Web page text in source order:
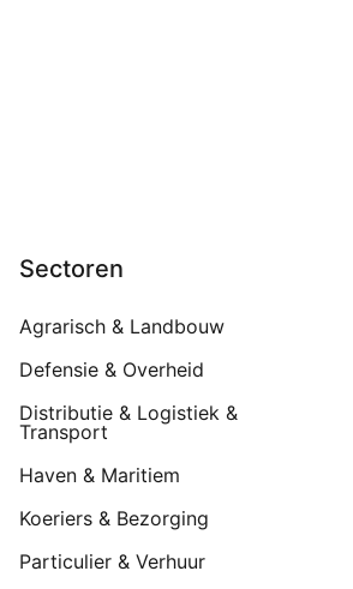
Sectoren
Agrarisch & Landbouw
Defensie & Overheid
Distributie & Logistiek &
Transport
Haven & Maritiem
Koeriers & Bezorging
Particulier & Verhuur